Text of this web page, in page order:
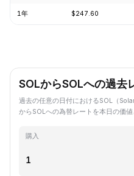
1年 $247.60
SOLからSOLへの過去
過去の任意の日付におけるSOL（
からSOLへの為替レートを本日の価値
購入